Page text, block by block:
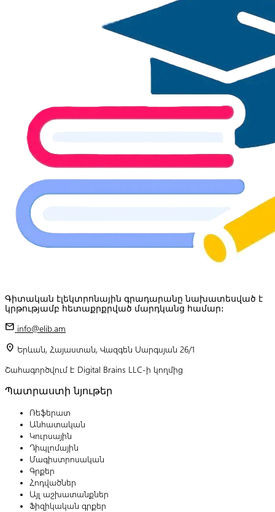
Գիտական էլեկտրոնային գրադարանը նախատեսված է
կրթությամբ հետաքրքրված մարդկանց համար:
mail info@elib.am
location_on Երևան, Հայաստան, Վազգեն Սարգսյան 26/1
Շահագործվում է Digital Brains LLC-ի կողմից
Պատրաստի նյութեր
Ռեֆերատ
Անհատական
Կուրսային
Դիպլոմային
Մագիստրոսական
Գրքեր
Հոդվածներ
Այլ աշխատանքներ
Ֆիզիկական գրքեր